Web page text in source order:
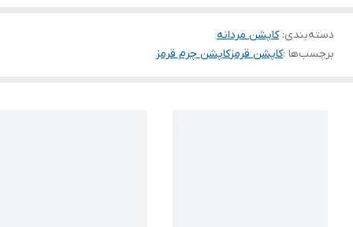
دسته‌بندی:کاپشن مردانه
برچسب‌ها :کاپشن قرمزکاپشن چرم قرمز